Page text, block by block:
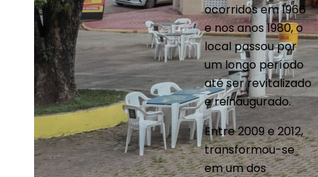
ocorridos em 1966
e nos anos 1980, o
local passou por
um longo período
até ser revitalizado
e reinaugurado.
Entre 2009 e 2012,
transformou-se
em um dos